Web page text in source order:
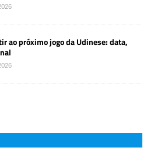
ao próximo jogo da Udinese: data,